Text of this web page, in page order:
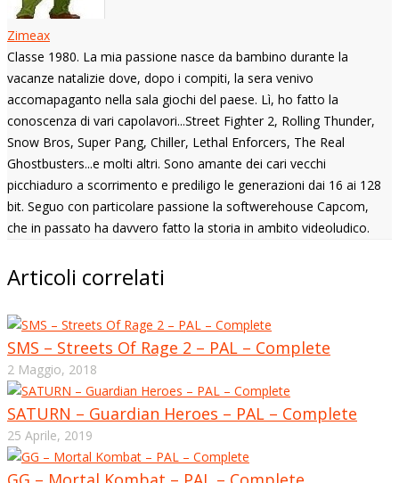
Zimeax
Classe 1980. La mia passione nasce da bambino durante la
vacanze natalizie dove, dopo i compiti, la sera venivo
accomapaganto nella sala giochi del paese. Lì, ho fatto la
conoscenza di vari capolavori...Street Fighter 2, Rolling Thunder,
Snow Bros, Super Pang, Chiller, Lethal Enforcers, The Real
Ghostbusters...e molti altri. Sono amante dei cari vecchi
picchiaduro a scorrimento e prediligo le generazioni dai 16 ai 128
bit. Seguo con particolare passione la softwerehouse Capcom,
che in passato ha davvero fatto la storia in ambito videoludico.
Articoli correlati
SMS – Streets Of Rage 2 – PAL – Complete
2 Maggio, 2018
SATURN – Guardian Heroes – PAL – Complete
25 Aprile, 2019